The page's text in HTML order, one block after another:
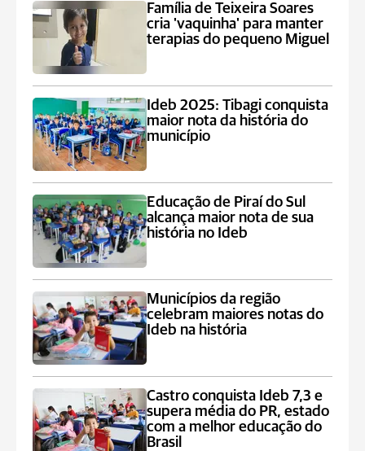
Família de Teixeira Soares
cria 'vaquinha' para manter
terapias do pequeno Miguel
Ideb 2025: Tibagi conquista
maior nota da história do
município
Educação de Piraí do Sul
alcança maior nota de sua
história no Ideb
Municípios da região
celebram maiores notas do
Ideb na história
Castro conquista Ideb 7,3 e
supera média do PR, estado
com a melhor educação do
Brasil